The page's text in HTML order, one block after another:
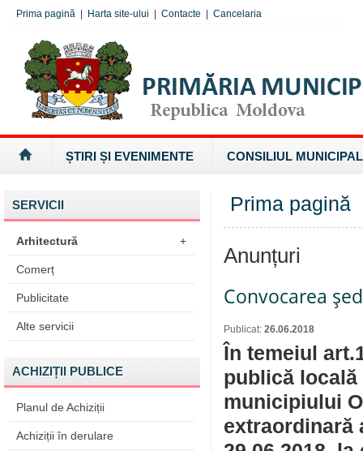
Prima pagină Harta site-ului Contacte Cancelaria
ȘTIRI ȘI EVENIMENTE CONSILIUL MUNICIPAL
SERVICII
Arhitectură +
Comerț
Publicitate
Alte servicii
ACHIZIȚII PUBLICE
Planul de Achiziții
Achiziții în derulare
Prima pagină
Anunțuri
Convocarea
Publicat: 26.06.2018
În temeiul
publică locală
municipiului
extraordinară